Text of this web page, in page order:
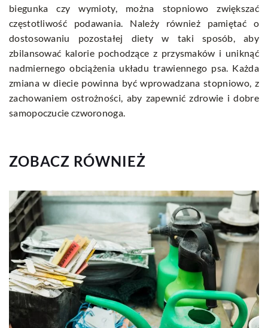
biegunka czy wymioty, można stopniowo zwiększać
częstotliwość podawania. Należy również pamiętać o
dostosowaniu pozostałej diety w taki sposób, aby
zbilansować kalorie pochodzące z przysmaków i uniknąć
nadmiernego obciążenia układu trawiennego psa. Każda
zmiana w diecie powinna być wprowadzana stopniowo, z
zachowaniem ostrożności, aby zapewnić zdrowie i dobre
samopoczucie czworonoga.
ZOBACZ RÓWNIEŻ